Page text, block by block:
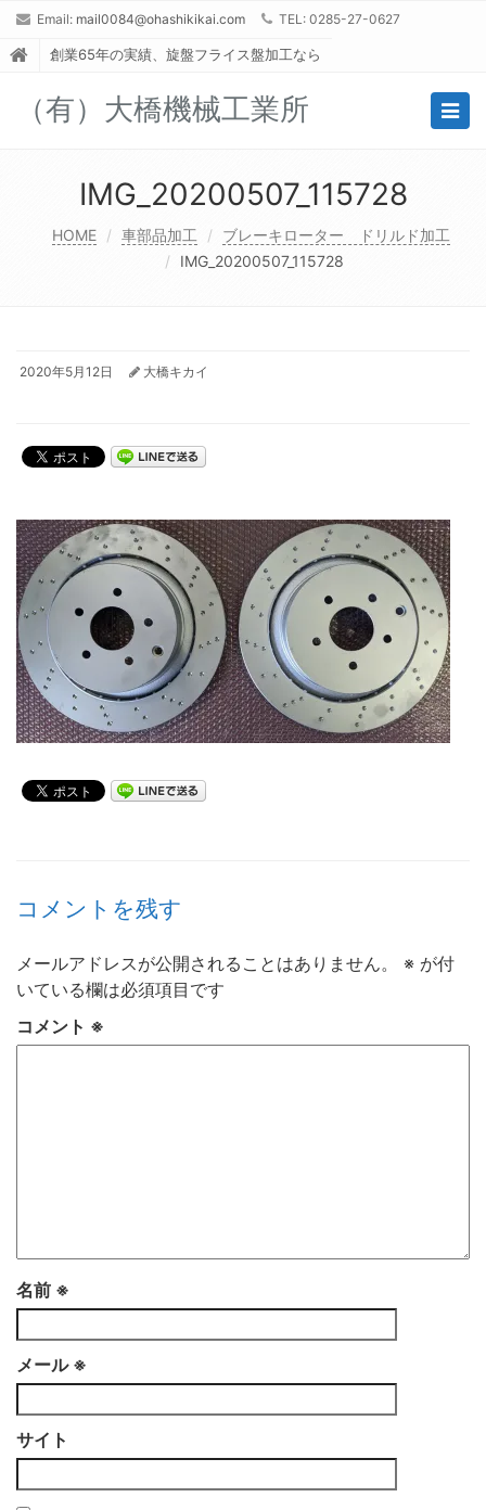
Email: mail0084@ohashikikai.com TEL: 0285-27-0627
創業65年の実績、旋盤フライス盤加工なら
（有）大橋機械工業所
IMG_20200507_115728
HOME 車部品加工
ブレーキローター ドリルド加工
IMG_20200507_115728
2020年5月12日 大橋キカイ
コメントを残す
メールアドレスが公開されることはありません。 ※ が付
いている欄は必須項目です
コメント ※
名前 ※
メール ※
サイト